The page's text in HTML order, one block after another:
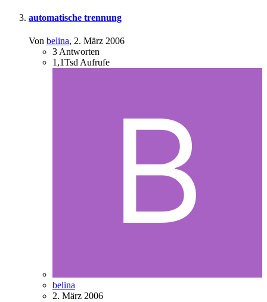
automatische trennung
Von belina, 2. März 2006
3 Antworten
1,1Tsd Aufrufe
belina
2. März 2006